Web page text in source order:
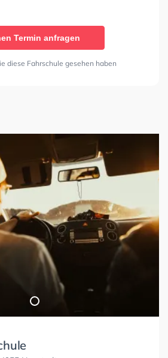
Termin anfragen
diese Fahrschule gesehen haben